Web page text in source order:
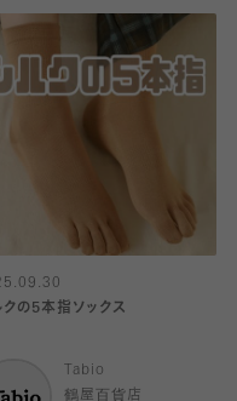
クの5本指ソックス
Tabio
鶴屋百貨店